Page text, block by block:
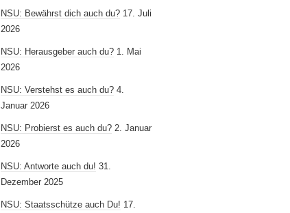
NSU: Bewährst dich auch du? 17. Juli
2026
NSU: Herausgeber auch du? 1. Mai
2026
NSU: Verstehst es auch du? 4.
Januar 2026
NSU: Probierst es auch du? 2. Januar
2026
NSU: Antworte auch du! 31.
Dezember 2025
NSU: Staatsschütze auch Du! 17.